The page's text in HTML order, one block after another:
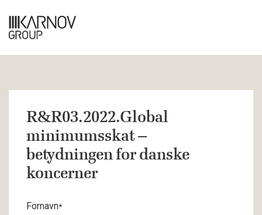
R&R03.2022.Global
minimumsskat –
betydningen for danske
koncerner
Fornavn*